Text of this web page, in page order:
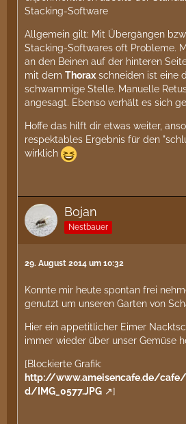
Stacking-Software
Allgemein gilt: Mit Übergängen
Stacking-Softwares oft Probleme.
an den Beinen auf der hinteren
mit dem Thorax schneiden ist eine
schwammige Stelle. Manuelle
angesagt. Ebenso verhält es sich
Hoffe das hilft dir etwas weiter,
respektables Ergebnis für den
wirklich
Bojan
Nestbauer
29. August 2014 um 10:32
Konnte mir heute spontan frei
genutzt um unseren Garten von
Hier ein appetitlicher Eimer
immer wieder über unser Gemüse
[Blockierte Grafik:
http://www.ameisencafe.de/
d/IMG_0577.JPG
]